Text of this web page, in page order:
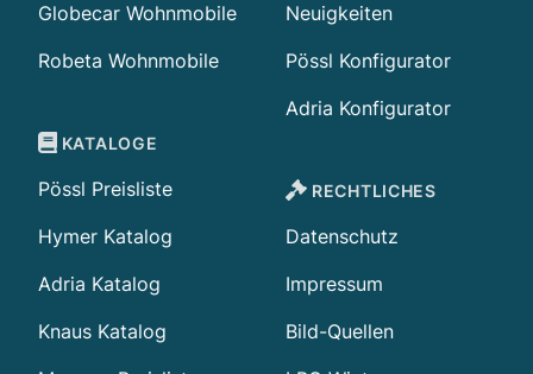
Globecar Wohnmobile
Robeta Wohnmobile
KATALOGE
Pössl Preisliste
Hymer Katalog
Adria Katalog
Knaus Katalog
Neuigkeiten
Pössl Konfigurator
Adria Konfigurator
RECHTLICHES
Datenschutz
Impressum
Bild-Quellen